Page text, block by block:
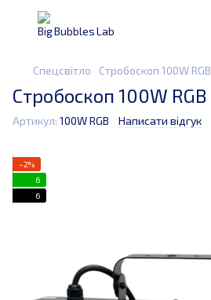
Спецсвітло Стробоскоп 100W RGB
Стробоскоп 100W RGB
Артикул: 100W RGB Написати відгук
−2%
6
6